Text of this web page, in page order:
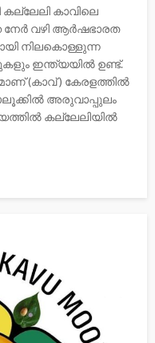
കല്ലേലി കാവിലെ
വഴി ആർഷഭാരത
നിലകൊള്ളുന്ന
ഇന്ത്യയിൽ ഉണ്ട്.
(കാവ് ) കേരളത്തിൽ
അരുവാപ്പുലം
കല്ലേലിയില്‍